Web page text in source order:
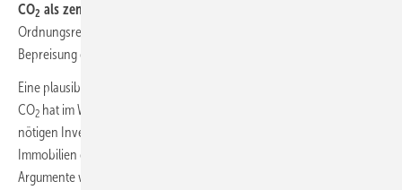
CO2 als zentrale Leitgröße in der Klimaschutzpolitik
Ordnungsrecht für Gebäude bestimmt wird. Die in Stufen festgelegte
Bepreisung geht bereits in diese Richtung.
Eine plausible
CO2 hat im Wärmemarkt besondere Bedeutung. Denn hier müssen die
nötigen Investitionen zu einem Großteil von den Eigentümern der
Immobilien getragen werden. Dafür sind starke und überzeugende
Argumente wichtig. Die Leitgröße der Einsparung ist für den Bürger